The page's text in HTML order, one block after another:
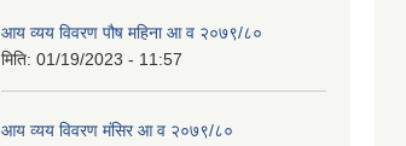
आय व्यय विवरण पौष महिना आ व २०७९/८०
मिति: 01/19/2023 - 11:57
आय व्यय विवरण मंसिर आ व २०७९/८०